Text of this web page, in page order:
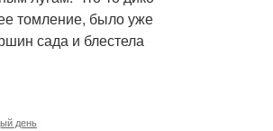
томление, было уже
сада и блестела
день